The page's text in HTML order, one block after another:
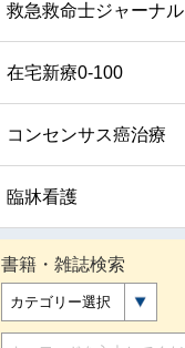
救急救命士ジャーナル
在宅新療0-100
コンセンサス癌治療
臨牀看護
書籍・雑誌検索
カテゴリー選択